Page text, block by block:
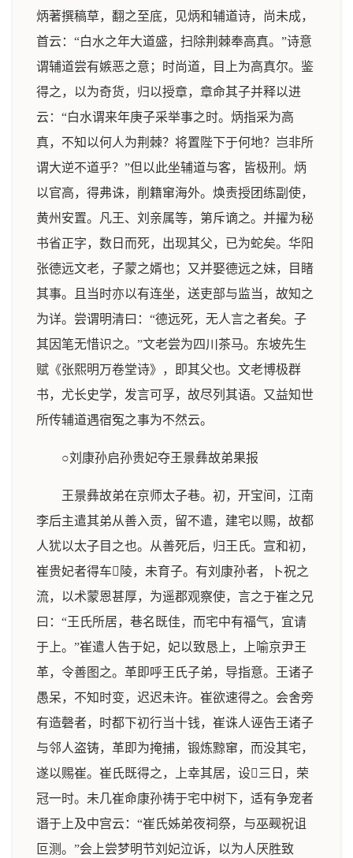
炳著撰稿草，翻之至底，见炳和辅道诗，尚未成，
首云：“白水之年大道盛，扫除荆棘奉高真。”诗意
谓辅道尝有嫉恶之意；时尚道，目上为高真尔。鉴
得之，以为奇货，归以授章，章命其子并释以进
云：“白水谓来年庚子采举事之时。炳指采为高
真，不知以何人为荆棘？将置陛下于何地？岂非所
谓大逆不道乎？”但以此坐辅道与客，皆极刑。炳
以官高，得弗诛，削籍窜海外。焕责授团练副使，
黄州安置。凡王、刘亲属等，第斥谪之。并擢为秘
书省正字，数日而死，出现其父，已为蛇矣。华阳
张德远文老，子蒙之婿也；又并娶德远之妹，目睹
其事。且当时亦以有连坐，送吏部与监当，故知之
为详。尝谓明清曰：“德远死，无人言之者矣。子
其因笔无惜识之。”文老尝为四川茶马。东坡先生
赋《张熙明万卷堂诗》，即其父也。文老博极群
书，尤长史学，发言可孚，故尽列其语。又益知世
所传辅道遇宿冤之事为不然云。
○刘康孙启孙贵妃夺王景彝故弟果报
王景彝故弟在京师太子巷。初，开宝间，江南
李后主遣其弟从善入贡，留不遣，建宅以赐，故都
人犹以太子目之也。从善死后，归王氏。宣和初，
崔贵妃者得车陵，未育子。有刘康孙者，卜祝之
流，以术蒙恩甚厚，为遥郡观察使，言之于崔之兄
曰：“王氏所居，巷名既佳，而宅中有福气，宜请
于上。”崔遣人告于妃，妃以致恳上，上喻京尹王
革，令善图之。革即呼王氏子弟，导指意。王诸子
愚呆，不知时变，迟迟未许。崔欲速得之。会舍旁
有造磬者，时都下初行当十钱，崔诛人诬告王诸子
与邻人盗铸，革即为掩捕，锻炼黥窜，而没其宅，
遂以赐崔。崔氏既得之，上幸其居，设三日，荣
冠一时。未几崔命康孙祷于宅中树下，适有争宠者
谮于上及中宫云：“崔氏姊弟夜祠祭，与巫觋祝诅
叵测。”会上尝梦明节刘妃泣诉，以为人厌胜致